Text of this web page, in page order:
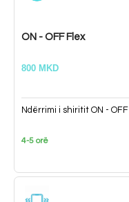
ON - OFF Flex
800 MKD
Ndërrimi i shiritit ON - OFF
4-5 orë